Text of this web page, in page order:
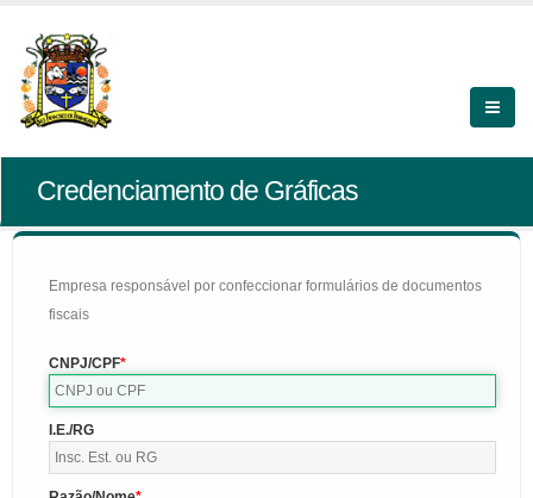
Credenciamento de Gráficas
Empresa responsável por confeccionar formulários de documentos
fiscais
CNPJ/CPF
I.E./RG